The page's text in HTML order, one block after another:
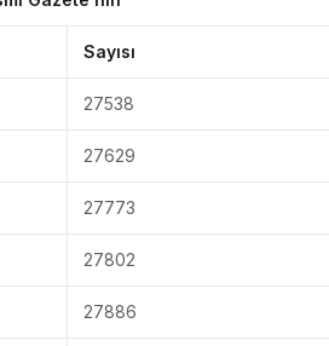
Sayısı
27538
27629
27773
27802
27886